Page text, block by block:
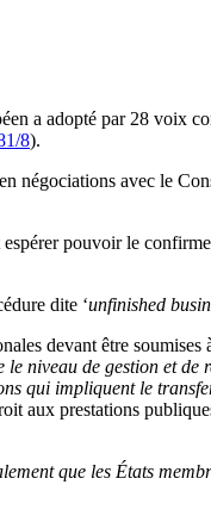
a adopté par 28 voix
8).
négociations avec le
pouvoir le
dite ‘unfinished
devant être
niveau de gestion et
qui impliquent le
aux prestations
que les États